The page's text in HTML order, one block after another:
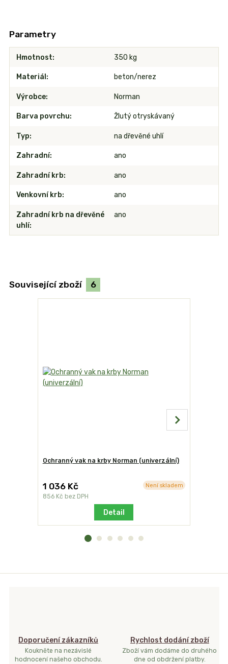
Parametry
Hmotnost 350 kg
Materiál beton/nerez
Výrobce Norman
Barva povrchu Žlutý otryskávaný
Typ na dřevěné uhlí
Zahradní ano
Zahradní krb ano
Venkovní krb ano
Zahradní krb na dřevěné
uhlí
ano
Související zboží 6
Ochranný vak na krby Norman (univerzální)
1 036 Kč
856 Kč bez DPH
Není skladem
Detail
Doporučení zákazníků
Koukněte na nezávislé
hodnocení našeho obchodu.
Rychlost dodání zboží
Zboží vám dodáme do druhého
dne od obdržení platby.